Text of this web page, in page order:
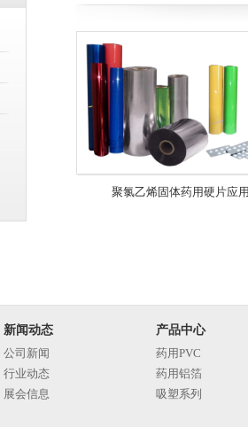
聚氯乙烯固体药用硬片应
新闻动态
公司新闻
行业动态
展会信息
产品中心
药用PVC
药用铝箔
吸塑系列